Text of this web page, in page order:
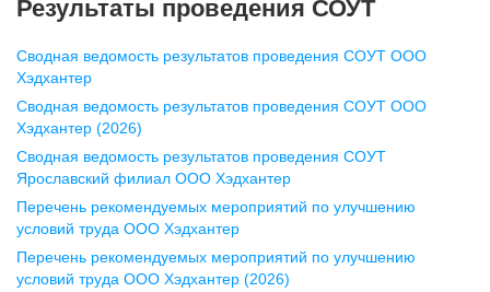
pr@nn.hh.ru
Воронеж
ул. Комиссаржевской, д. 10,
офис 1212
+7 473 280-05-05
pr@vrn.hh.ru
ул. Спартаковская, д. 2А, этаж 3,
Результаты проведения СОУТ
Сводная ведомость результатов проведения СОУТ ООО
Хэдхантер
Сводная ведомость результатов проведения СОУТ ООО
Хэдхантер (2026)
Сводная ведомость результатов проведения СОУТ
Ярославский филиал ООО Хэдхантер
Перечень рекомендуемых мероприятий по улучшению
условий труда ООО Хэдхантер
Перечень рекомендуемых мероприятий по улучшению
условий труда ООО Хэдхантер (2026)